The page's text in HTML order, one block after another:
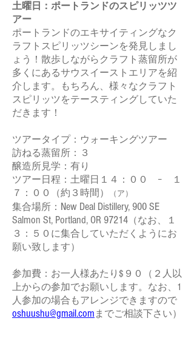
土曜日：ポートランドのスピリッツツ
アー
ポートランドのエキサイティングなク
ラフトスピリッツシーンを発見しまし
ょう！散歩しながらクラフト蒸留所が
多くにあるサウスイーストエリアを紹
介します。もちろん、様々なクラフト
スピリッツをテースティングしていた
だきます！
ツアータイプ：ウォーキングツアー
訪ねる蒸留所：３
醸造所見学：有り
ツアー日程：土曜日１４：００ − １
７：００（約３時間）
（ア）
集合場所： New Deal Distillery, 900 SE
Salmon St, Portland, OR 97214 （なお、１
３：５０に集合していただくようにお
願い致します）
参加費：お一人様あたり$９０（２人以
上からの参加でお願いします。なお、1
人参加の場合もアレンジできますので
oshuushu@gmail.com までご相談下さい）